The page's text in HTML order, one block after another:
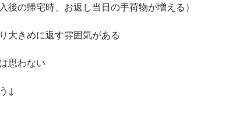
の帰宅時、お返し当日の手荷物が増える）
きめに返す雰囲気がある
思わない
↓